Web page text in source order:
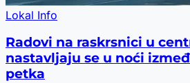
Lokal Info
Radovi na raskrsnici u
nastavljaju se u noći
petka